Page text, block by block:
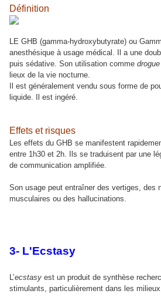
Définition
LE GHB (gamma-hydroxybutyrate) ou
anesthésique à usage médical. Il a une
puis sédative. Son utilisation comme drogue
lieux de la vie nocturne.
Il est généralement vendu sous forme de
liquide. Il est ingéré.
Effets et risques
Les effets du GHB se manifestent
entre 1h30 et 2h. Ils se traduisent par une
de communication amplifiée.
Son usage peut entraîner des vertiges, des
musculaires ou des hallucinations.
3- L'Ecstasy
L’ecstasy est un produit de synthèse
stimulants, particulièrement dans les milieux